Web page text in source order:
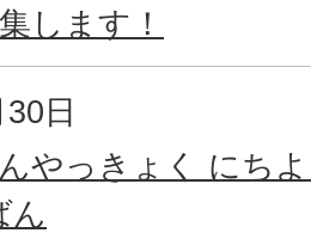
します！
日
やっきょく にち
ん